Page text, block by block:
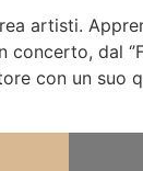
artisti.
dal
con un suo